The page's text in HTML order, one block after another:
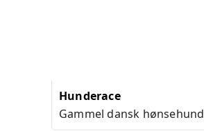
Hunderace
Gammel dansk hønsehund